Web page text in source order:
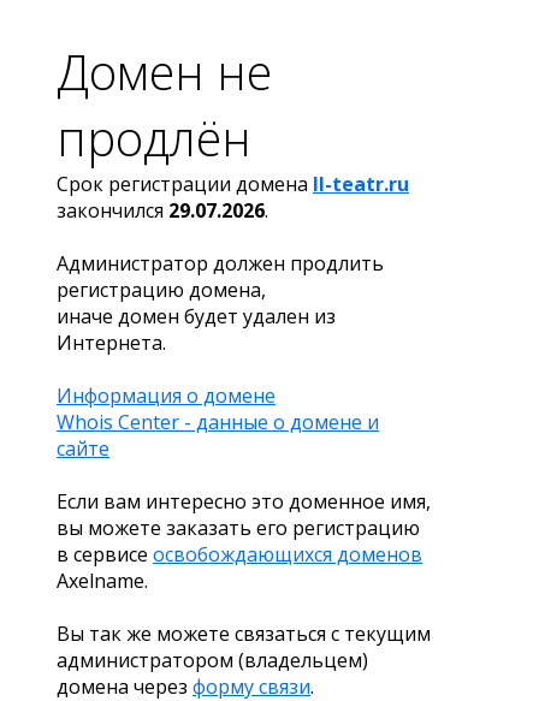
Домен не
продлён
Срок регистрации домена ll-teatr.ru
закончился 29.07.2026.
Администратор должен продлить
регистрацию домена,
иначе домен будет удален из
Интернета.
Информация о домене
Whois Center - данные о домене и
сайте
Если вам интересно это доменное имя,
вы можете заказать его регистрацию
в сервисе освобождающихся доменов
Axelname.
Вы так же можете связаться с текущим
администратором (владельцем)
домена через форму связи.